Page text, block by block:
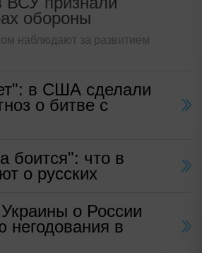
обороны
наблюдают за развитием
в США сделали
о битве с
боится": что в
о русских
о России
негодования в